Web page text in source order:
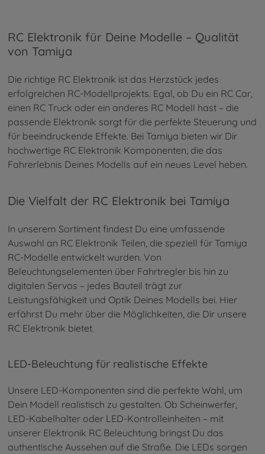
RC Elektronik für Deine Modelle – Qualität
von Tamiya
Die richtige RC Elektronik ist das Herzstück jedes
erfolgreichen RC-Modellprojekts. Egal, ob Du ein RC Car,
einen RC Truck oder ein anderes RC Modell hast – die
passende Elektronik sorgt für die perfekte Steuerung und
für beeindruckende Effekte. Bei Tamiya bieten wir Dir
hochwertige RC Elektronik Komponenten, die das
Fahrerlebnis Deines Modells auf ein neues Level heben.
Die Vielfalt der RC Elektronik bei Tamiya
In unserem Sortiment findest Du eine umfassende
Auswahl an RC Elektronik Teilen, die speziell für Tamiya
RC-Modelle entwickelt wurden. Von
Beleuchtungselementen über Fahrtregler bis hin zu
digitalen Servos – jedes Bauteil trägt zur
Leistungsfähigkeit und Optik Deines Modells bei. Hier
erfährst Du mehr über die Möglichkeiten, die Dir unsere
RC Elektronik bietet.
LED-Beleuchtung für realistische Effekte
Unsere LED-Komponenten sind die perfekte Wahl, um
Dein Modell realistisch zu gestalten. Ob Scheinwerfer,
LED-Kabelhalter oder LED-Kontrolleinheiten – mit
unserer Elektronik RC Beleuchtung bringst Du das
authentische Aussehen auf die Straße. Die LEDs sorgen